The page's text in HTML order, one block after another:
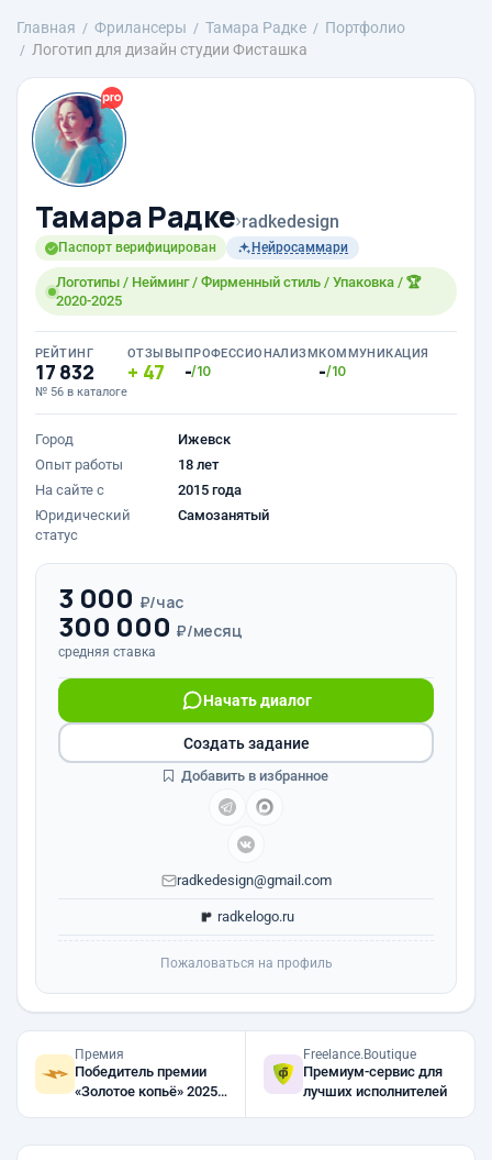
Главная Фрилансеры Тамара Радке
Портфолио
Логотип для дизайн студии Фисташка
Тамара Радке›radkedesign
Паспорт верифицирован Нейросаммари
Логотипы / Нейминг / Фирменный стиль / Упаковка / 🏆
2020-2025
РЕЙТИНГ
17 832
№ 56 в каталоге
ОТЗЫВЫ
47
ПРОФЕССИОНАЛИЗМ
-/10
КОММУНИКАЦИЯ
-/10
Город
Ижевск
Опыт работы
18 лет
На сайте с
2015 года
Юридический
статус
Самозанятый
3 000 ₽/час
300 000 ₽/месяц
средняя ставка
Начать диалог
radkedesign@gmail.com
radkelogo.ru
Создать задание
Добавить в избранное
Пожаловаться на профиль
Премия
Победитель премии
«Золотое копьё» 2025,
Freelance.Boutique
Премиум-сервис для
лучших исполнителей